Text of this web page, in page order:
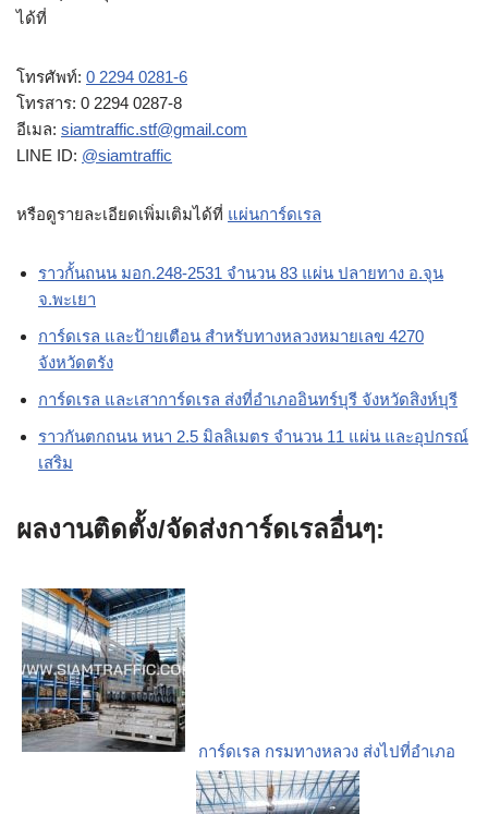
ได้ที่
โทรศัพท์: 0 2294 0281-6
โทรสาร: 0 2294 0287-8
อีเมล: siamtraffic.stf@gmail.com
LINE ID: @siamtraffic
หรือดูรายละเอียดเพิ่มเติมได้ที่ แผ่นการ์ดเรล
ราวกั้นถนน มอก.248-2531 จำนวน 83 แผ่น ปลายทาง อ.จุน
จ.พะเยา
การ์ดเรล และป้ายเตือน สำหรับทางหลวงหมายเลข 4270
จังหวัดตรัง
การ์ดเรล และเสาการ์ดเรล ส่งที่อำเภออินทร์บุรี จังหวัดสิงห์บุรี
ราวกันตกถนน หนา 2.5 มิลลิเมตร จำนวน 11 แผ่น และอุปกรณ์
เสริม
ผลงานติดตั้ง/จัดส่งการ์ดเรลอื่นๆ:
การ์ดเรล กรมทางหลวง ส่งไปที่อำเภอ